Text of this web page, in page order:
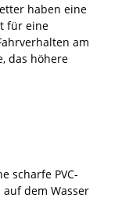
haben eine
für eine
am
das höhere
scharfe PVC-
dem Wasser